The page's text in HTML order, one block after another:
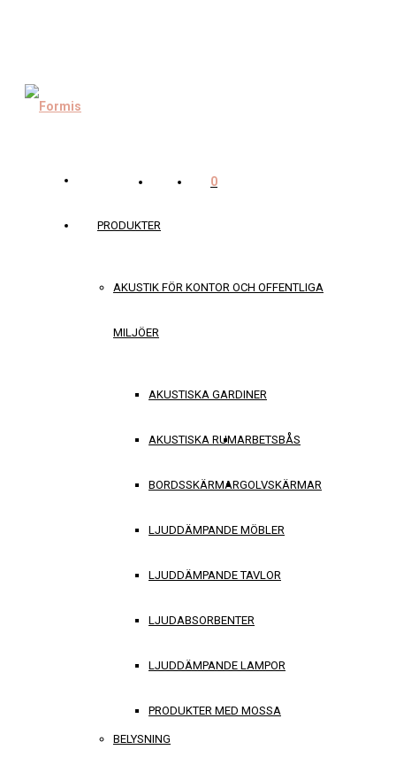
PRODUKTER
AKUSTIK FÖR KONTOR OCH OFFENTLIGA
MILJÖER
AKUSTISKA GARDINER
AKUSTISKA RUMARBETSBÅS
BORDSSKÄRMARGOLVSKÄRMAR
LJUDDÄMPANDE MÖBLER
LJUDDÄMPANDE TAVLOR
LJUDABSORBENTER
LJUDDÄMPANDE LAMPOR
PRODUKTER MED MOSSA
BELYSNING
0